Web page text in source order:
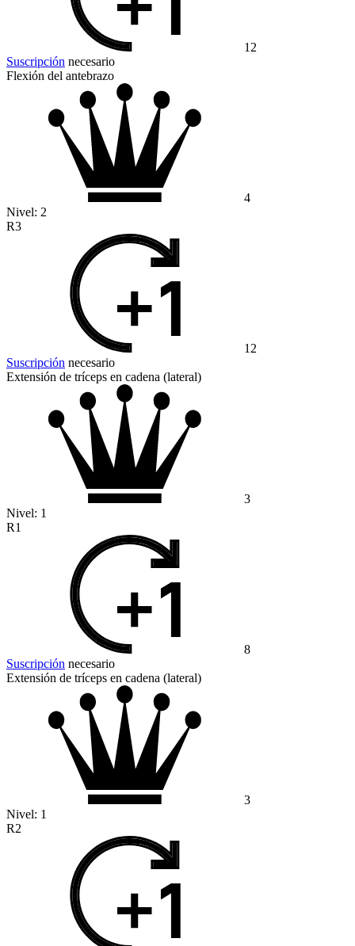
12
Suscripción necesario
Flexión del antebrazo
4
Nivel: 2
R3
12
Suscripción necesario
Extensión de tríceps en cadena (lateral)
3
Nivel: 1
R1
8
Suscripción necesario
Extensión de tríceps en cadena (lateral)
3
Nivel: 1
R2